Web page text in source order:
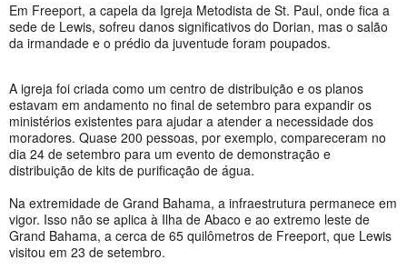
Em Freeport, a capela da Igreja Metodista de St. Paul, onde fica a
sede de Lewis, sofreu danos significativos do Dorian, mas o salão
da irmandade e o prédio da juventude foram poupados.
A igreja foi criada como um centro de distribuição e os planos
estavam em andamento no final de setembro para expandir os
ministérios existentes para ajudar a atender a necessidade dos
moradores. Quase 200 pessoas, por exemplo, compareceram no
dia 24 de setembro para um evento de demonstração e
distribuição de kits de purificação de água.
Na extremidade de Grand Bahama, a infraestrutura permanece em
vigor. Isso não se aplica à Ilha de Abaco e ao extremo leste de
Grand Bahama, a cerca de 65 quilômetros de Freeport, que Lewis
visitou em 23 de setembro.